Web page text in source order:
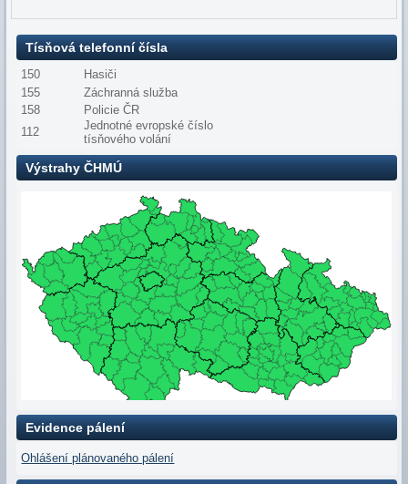
Tísňová telefonní čísla
150
Hasiči
155
Záchranná služba
158
Policie ČR
112
Jednotné evropské číslo
tísňového volání
Výstrahy ČHMÚ
Evidence pálení
Ohlášení plánovaného pálení